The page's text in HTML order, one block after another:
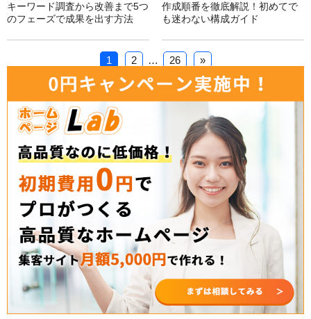
キーワード調査から改善まで5つ
のフェーズで成果を出す方法
作成順番を徹底解説！初めてで
も迷わない構成ガイド
1 2 … 26 »